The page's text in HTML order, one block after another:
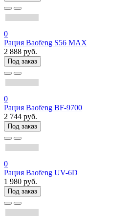
0
Рация Baofeng S56 MAX
2 888 руб.
Под заказ
0
Рация Baofeng BF-9700
2 744 руб.
Под заказ
0
Рация Baofeng UV-6D
1 980 руб.
Под заказ